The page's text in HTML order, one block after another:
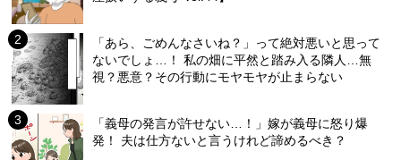
「あら、ごめんなさいね？」って絶対悪いと思って
ないでしょ…！ 私の畑に平然と踏み入る隣人…無
視？悪意？その行動にモヤモヤが止まらない
「義母の発言が許せない…！」嫁が義母に怒り爆
発！ 夫は仕方ないと言うけれど諦めるべき？